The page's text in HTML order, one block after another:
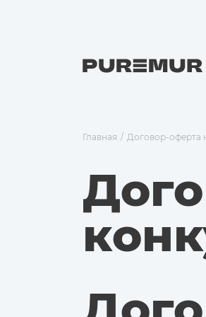
Главная / Договор-оферта